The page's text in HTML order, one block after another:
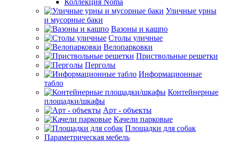
Коллекция Noma
Уличные урны
и мусорные баки
Вазоны и кашпо
Столы уличные
Велопарковки
Приствольные решетки
Перголы
Информационные
табло
Контейнерные
площадки/шкафы
Арт - объекты
Качели парковые
Площадки для собак
Параметрическая мебель